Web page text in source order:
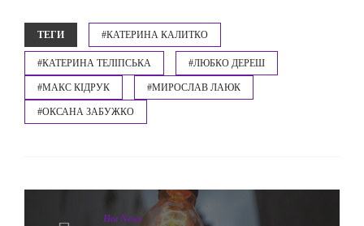
ТЕГИ #КАТЕРИНА КАЛИТКО
#КАТЕРИНА ТЕЛІПСЬКА #ЛЮБКО ДЕРЕШ
#МАКС КІДРУК #МИРОСЛАВ ЛАЮК
#ОКСАНА ЗАБУЖКО
Hot News